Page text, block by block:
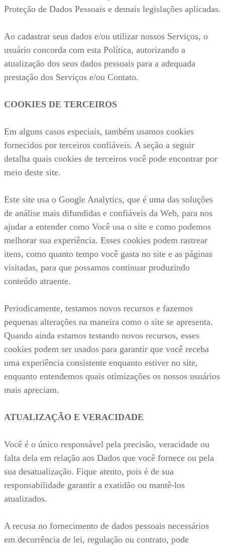
Proteção de Dados Pessoais e demais legislações aplicadas.
Ao cadastrar seus dados e/ou utilizar nossos Serviços, o
usuário concorda com esta Política, autorizando a
atualização dos seus dados pessoais para a adequada
prestação dos Serviços e/ou Contato.
COOKIES DE TERCEIROS
Em alguns casos especiais, também usamos cookies
fornecidos por terceiros confiáveis. A seção a seguir
detalha quais cookies de terceiros você pode encontrar por
meio deste site.
Este site usa o Google Analytics, que é uma das soluções
de análise mais difundidas e confiáveis da Web, para nos
ajudar a entender como Você usa o site e como podemos
melhorar sua experiência. Esses cookies podem rastrear
itens, como quanto tempo você gasta no site e as páginas
visitadas, para que possamos continuar produzindo
conteúdo atraente.
Periodicamente, testamos novos recursos e fazemos
pequenas alterações na maneira como o site se apresenta.
Quando ainda estamos testando novos recursos, esses
cookies podem ser usados para garantir que você receba
uma experiência consistente enquanto estiver no site,
enquanto entendemos quais otimizações os nossos usuários
mais apreciam.
ATUALIZAÇÃO E VERACIDADE
Você é o único responsável pela precisão, veracidade ou
falta dela em relação aos Dados que você fornece ou pela
sua desatualização. Fique atento, pois é de sua
responsabilidade garantir a exatidão ou mantê-los
atualizados.
A recusa no fornecimento de dados pessoais necessários
em decorrência de lei, regulação ou contrato, pode